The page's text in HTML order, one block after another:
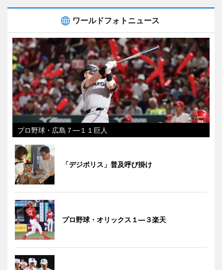
ワールドフォトニュース
プロ野球・広島７―１１巨人
「デジポリス」普及呼び掛け
プロ野球・オリックス１―３楽天